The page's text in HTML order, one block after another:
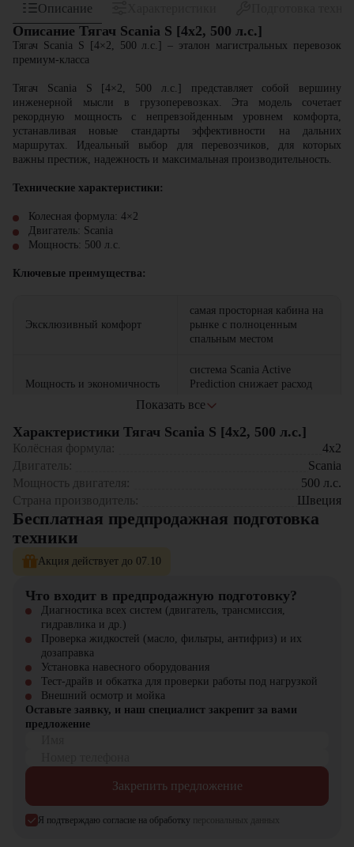
Описание
Описание Тягач Scania S [4x2, 500 л.с.]
Тягач Scania S [4×2, 500 л.с.] – эталон магистральных перевозок
премиум-класса
Тягач Scania S [4×2, 500 л.с.] представляет собой вершину
инженерной мысли в грузоперевозках. Эта модель сочетает
рекордную мощность с непревзойденным уровнем комфорта,
устанавливая новые стандарты эффективности на дальних
маршрутах. Идеальный выбор для перевозчиков, для которых
важны престиж, надежность и максимальная производительность.
Технические характеристики:
Колесная формула: 4×2
Двигатель: Scania
Мощность: 500 л.с.
Ключевые преимущества:
Эксклюзивный комфорт
самая просторная кабина на
рынке с полноценным
спальным местом
Мощность и экономичность
система Scania Active
Prediction снижает расход
Интеллектуальное
управление
адаптивная трансмиссия с
Безопасность
Премиальная телематика
Scania Fleet Management для
Сферы применения:
Международные перевозки на дальние расстояния
Рефрижераторные перевозки премиум-класса
Транспортировка ценных и хрупких грузов
Корпоративные транспортные решения
Тягач Scania S [4×2, 500 л.с.] доступен в компании «ЦТО» –
Новые автомобили с полной заводской гарантией
Индивидуальные программы лизинга
Профессиональное сервисное обслуживание
Оригинальные запчасти в наличии
Scania S 500 – когда важны превосходство и статус!
Показать все
Характеристики Тягач Scania S [4x2, 500 л.с.]
Колёсная формула:
4x2
Двигатель:
Scania
Мощность двигателя:
500 л.с.
Страна производитель:
Швеция
Бесплатная предпродажная подготовка
техники
Акция действует до 07.10
Что входит в предпродажную подготовку?
Диагностика всех систем (двигатель, трансмиссия,
гидравлика и др.)
Проверка жидкостей (масло, фильтры, антифриз) и их
дозаправка
Установка навесного оборудования
Тест-драйв и обкатка для проверки работы под нагрузкой
Внешний осмотр и мойка
Оставьте заявку, и наш специалист закрепит за вами
предложение
Закрепить предложение
Я подтверждаю согласие на обработку персональных данных